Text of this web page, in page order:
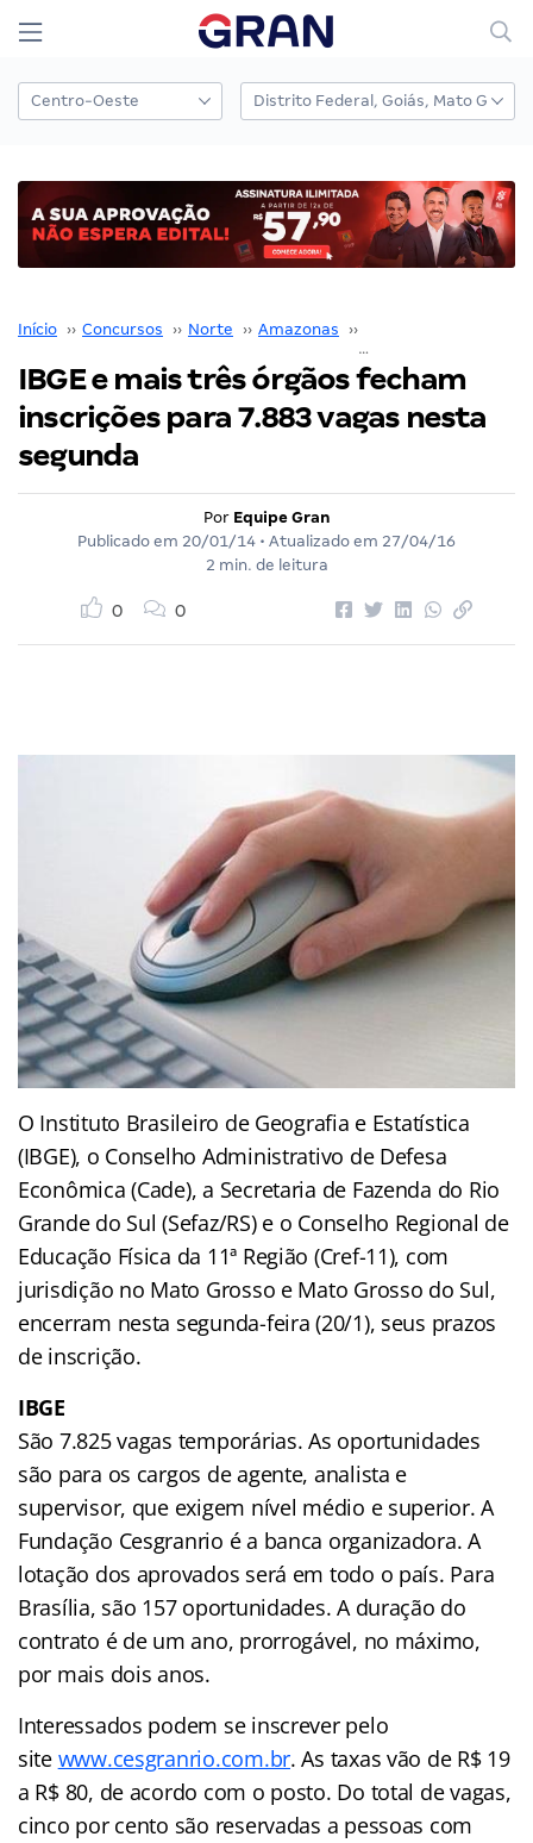
Início ›› Concursos ›› Norte ›› Amazonas ››
IBGE e mais três órgãos fecham
inscrições para 7.883 vagas nesta
segunda
Por Equipe Gran
Publicado em 20/01/14 • Atualizado em 27/04/16
2 min. de leitura
0 0
O Instituto Brasileiro de Geografia e Estatística
(IBGE), o Conselho Administrativo de Defesa
Econômica (Cade), a Secretaria de Fazenda do Rio
Grande do Sul (Sefaz/RS) e o Conselho Regional de
Educação Física da 11ª Região (Cref-11), com
jurisdição no Mato Grosso e Mato Grosso do Sul,
encerram nesta segunda-feira (20/1), seus prazos
de inscrição.
IBGE
São 7.825 vagas temporárias. As oportunidades
são para os cargos de agente, analista e
supervisor, que exigem nível médio e superior. A
Fundação Cesgranrio é a banca organizadora. A
lotação dos aprovados será em todo o país. Para
Brasília, são 157 oportunidades. A duração do
contrato é de um ano, prorrogável, no máximo,
por mais dois anos.
Interessados podem se inscrever pelo
site www.cesgranrio.com.br. As taxas vão de R$ 19
a R$ 80, de acordo com o posto. Do total de vagas,
cinco por cento são reservadas a pessoas com